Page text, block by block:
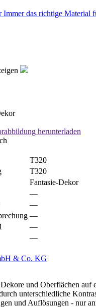
Immer das richtige Material
herunterladen
T320
T320
Fantasie-Dekor
—
—
—
—
—
& Co. KG
und Oberflächen auf
unterschiedliche
und Auflösungen - nur